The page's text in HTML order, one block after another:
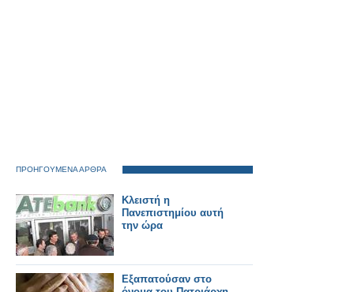
ΠΡΟΗΓΟΥΜΕΝΑ ΑΡΘΡΑ
Κλειστή η
Πανεπιστημίου αυτή
την ώρα
Εξαπατούσαν στο